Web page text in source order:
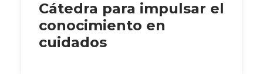
Cátedra para impulsar el
conocimiento en
cuidados